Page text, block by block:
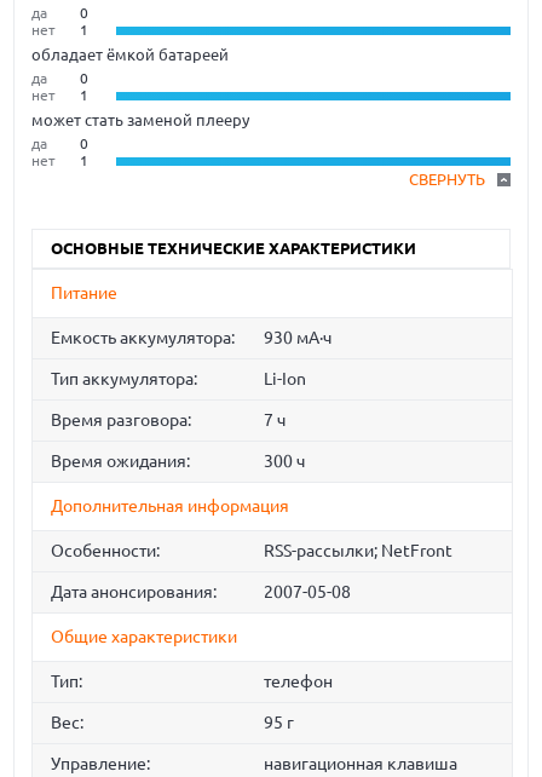
да
0
нет
1
обладает ёмкой батареей
да
0
нет
1
может стать заменой плееру
да
0
нет
1
СВЕРНУТЬ
ОСНОВНЫЕ ТЕХНИЧЕСКИЕ ХАРАКТЕРИСТИКИ
Питание
Емкость аккумулятора: 930 мА·ч
Тип аккумулятора: Li-Ion
Время разговора: 7 ч
Время ожидания: 300 ч
Дополнительная информация
Особенности: RSS-рассылки; NetFront
Дата анонсирования: 2007-05-08
Общие характеристики
Тип: телефон
Вес: 95 г
Управление: навигационная клавиша